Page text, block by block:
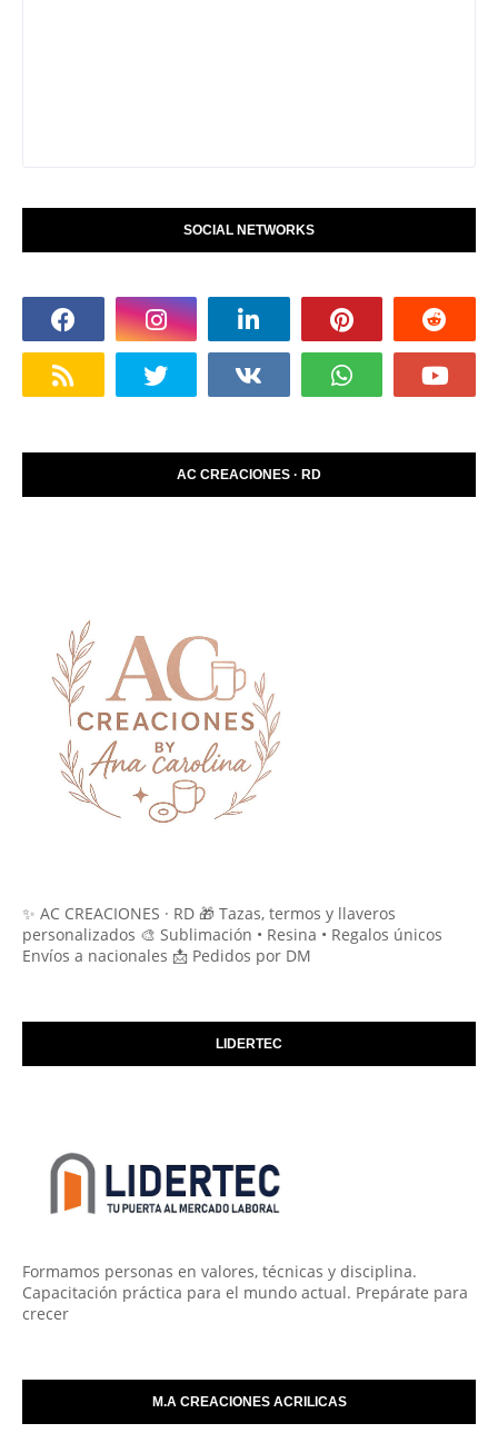
SOCIAL NETWORKS
AC CREACIONES · RD
✨ AC CREACIONES · RD 🎁 Tazas, termos y llaveros
personalizados 🎨 Sublimación • Resina • Regalos únicos
Envíos a nacionales 📩 Pedidos por DM
LIDERTEC
Formamos personas en valores, técnicas y disciplina.
Capacitación práctica para el mundo actual. Prepárate para
crecer
M.A CREACIONES ACRILICAS